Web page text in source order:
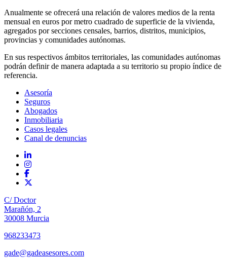
Anualmente se ofrecerá una relación de valores medios de la renta
mensual en euros por metro cuadrado de superficie de la vivienda,
agregados por secciones censales, barrios, distritos, municipios,
provincias y comunidades autónomas.
En sus respectivos ámbitos territoriales, las comunidades autónomas
podrán definir de manera adaptada a su territorio su propio índice de
referencia.
Asesoría
Seguros
Abogados
Inmobiliaria
Casos legales
Canal de denuncias
C/ Doctor
Marañón, 2
30008 Murcia
968233473
gade@gadeasesores.com